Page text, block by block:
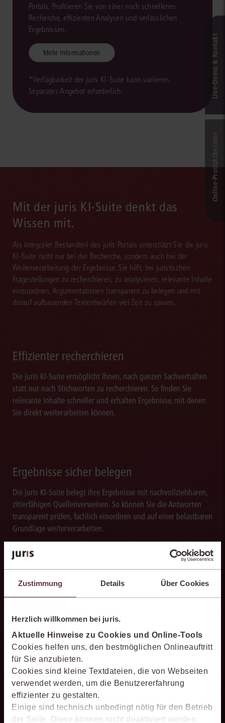
Zustimmung Details Über Cookies
Herzlich willkommen bei juris.
Aktuelle Hinweise zu Cookies und Online-Tools
Cookies helfen uns, den bestmöglichen Onlineauftritt
für Sie anzubieten.
Cookies sind kleine Textdateien, die von Webseiten
verwendet werden, um die Benutzererfahrung
effizienter zu gestalten.
Einige sind technisch unbedingt nötig für den Betrieb
der Seite. Diese können nicht deaktiviert werden.
Portals. Profitieren Sie von einer noch schnelleren
Recherche, effizienten Analysen und verlässlichen
Ergebnissen.
Mehr Informationen
*Verfügbarkeit der juris KI-Suite kann variieren.
Separates Angebot erforderlich.
Mit der juris KI-Suite denkt das
Wissen mit.
Als integraler Bestandteil des juris Portals unterstützt Sie die juris
KI-Suite nicht nur bei der Recherche, sondern auch bei der
Weiterverarbeitung der Ergebnisse. Sie hilft, bei juristischen
Fragestellungen zu recherchieren, zu analysieren, relevante Inhalte
einzuordnen, Argumentationen transparent zu belegen und mit
darauf aufbauenden Textentwürfen viel Zeit zu sparen.
Effizienter recherchieren
Die juris KI-Suite ermöglicht Ihnen, nach ganzen Sachverhalten
statt nur nach Stichworten zu recherchieren. So finden Sie
relevante Inhalte schneller und erhalten Ergebnisse, mit denen
Sie direkt weiterarbeiten können.
Ergebnisse sicher belegen
Die juris KI-Suite belegt ihre Ergebnisse mit nachvollziehbaren,
zitierfähigen Quellenverweisen. So können Sie die Antworten
transparent prüfen, fachlich einordnen und auf einer belastbaren
Grundlage weiterverarbeiten.
Schneller analysieren
juristischer Fragestellungen. Sie hilft dabei, Sachverhalte
einzuordnen, Zusammenhänge zu erkennen und belastbare
Ansatzpunkte für die weitere Bearbeitung zu gewinnen. Dabei
können Sie sich auf die Quellenqualität und die Aktualität des
juris Datenraums verlassen.
Live‑Demo & Kontakt
Online-Produkt­berater